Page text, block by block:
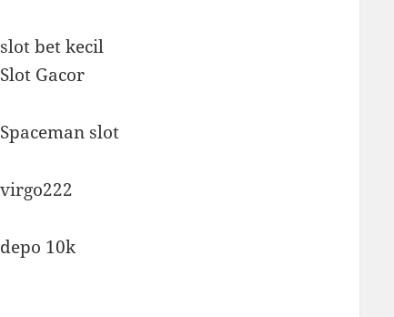
slot bet kecil
Slot Gacor
Spaceman slot
virgo222
depo 10k